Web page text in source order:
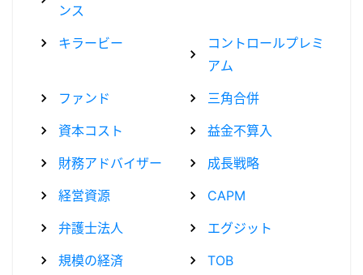
ンス
キラービー
コントロールプレミ
アム
ファンド
三角合併
資本コスト
益金不算入
財務アドバイザー
成長戦略
経営資源
CAPM
弁護士法人
エグジット
規模の経済
TOB